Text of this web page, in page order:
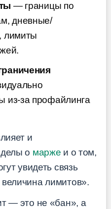
— границы по
дневные/
лимиты
из-за профайлинга
и
о марже и о том,
увидеть связь
лимитов».
— это не «бан», а